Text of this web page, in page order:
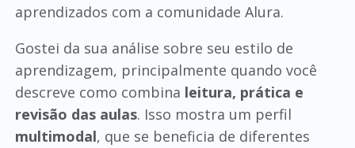
aprendizados com a comunidade Alura.
Gostei da sua análise sobre seu estilo de
aprendizagem, principalmente quando você
descreve como combina leitura, prática e
revisão das aulas. Isso mostra um perfil
multimodal, que se beneficia de diferentes